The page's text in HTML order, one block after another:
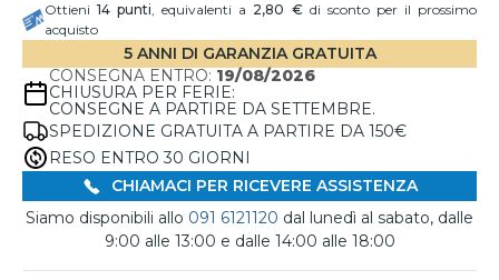
Ottieni14 punti, equivalenti a 2,80 €di sconto per il prossimo
acquisto
5 ANNI DI GARANZIA GRATUITA
CONSEGNA ENTRO: 19/08/2026
CHIUSURA PER FERIE:
CONSEGNE A PARTIRE DA SETTEMBRE.
SPEDIZIONE GRATUITA A PARTIRE DA 150€
RESO ENTRO 30 GIORNI
CHIAMACI PER RICEVERE ASSISTENZA
Siamo disponibili allo 091 6121120 dal lunedì al sabato, dalle
9:00 alle 13:00 e dalle 14:00 alle 18:00